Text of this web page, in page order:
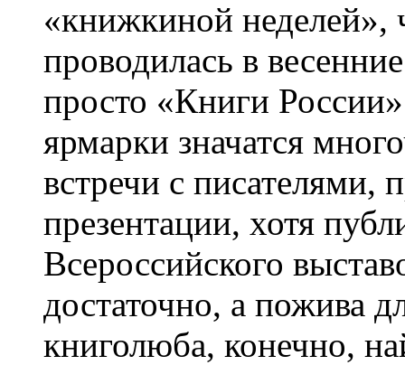
«книжкиной неделей»,
проводилась в
просто «Книги
ярмарки значатся
встречи с писателями,
презентации, хотя
Всероссийского
достаточно, а пожива
книголюба, конечно,